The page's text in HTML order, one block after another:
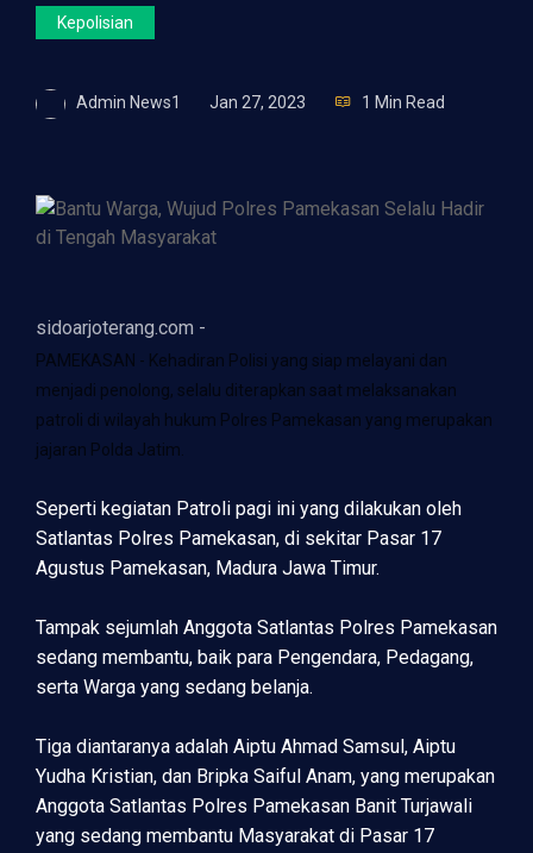
Kepolisian
Admin News1 Jan 27, 2023 1 Min Read
sidoarjoterang.com -
PAMEKASAN - Kehadiran Polisi yang siap melayani dan
menjadi penolong, selalu diterapkan saat melaksanakan
patroli di wilayah hukum Polres Pamekasan yang merupakan
jajaran Polda Jatim.
Seperti kegiatan Patroli pagi ini yang dilakukan oleh
Satlantas Polres Pamekasan, di sekitar Pasar 17
Agustus Pamekasan, Madura Jawa Timur.
Tampak sejumlah Anggota Satlantas Polres Pamekasan
sedang membantu, baik para Pengendara, Pedagang,
serta Warga yang sedang belanja.
Tiga diantaranya adalah Aiptu Ahmad Samsul, Aiptu
Yudha Kristian, dan Bripka Saiful Anam, yang merupakan
Anggota Satlantas Polres Pamekasan Banit Turjawali
yang sedang membantu Masyarakat di Pasar 17